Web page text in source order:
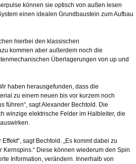
können sie optisch von außen lesen
einen idealen Grundbaustein zum Aufbau
hierbei den klassischen
kommen aber außerdem noch die
Überlagerungen von up und
haben herausgefunden, dass die
zu einem neuen bis vor kurzem noch
führen“, sagt Alexander Bechtold. Die
winzige elektrische Felder im Halbleiter, die
sagt Bechtold. „Es kommt dabei zu
Diese können wiederum den Spin
Information, verändern. Innerhalb von